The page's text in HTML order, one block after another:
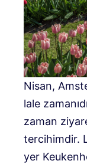
Nisan,
lale
zaman
tercihimdir.
yer